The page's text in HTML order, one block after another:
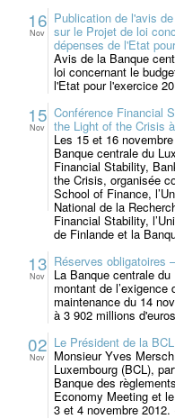
16
Nov
Publication de l'avis
sur le Projet de loi
dépenses de l'Etat
Avis de la Banque
loi concernant le
l'Etat pour l'exercice
15
Nov
Conférence Financial
the Light of the Crisis
Les 15 et 16
Banque centrale du
Financial Stability,
the Crisis, organisée
School of Finance,
National de la
Financial Stability,
de Finlande et la
13
Nov
Réserves obligatoires
La Banque centrale
montant de
maintenance du 14
à 3 902 millions
02
Nov
Le Président de la
Monsieur Yves
Luxembourg (BCL),
Banque des
Economy Meeting et
3 et 4 novembre 2012.